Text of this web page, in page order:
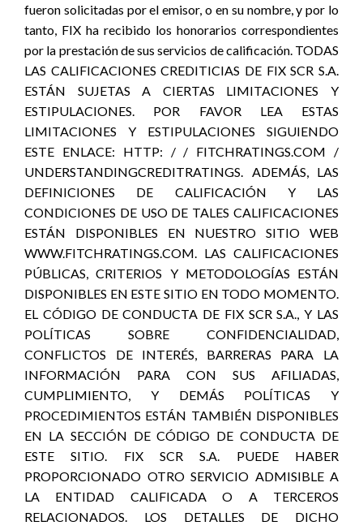
fueron solicitadas por el emisor, o en su nombre, y por lo
tanto, FIX ha recibido los honorarios correspondientes
por la prestación de sus servicios de calificación. TODAS
LAS CALIFICACIONES CREDITICIAS DE FIX SCR S.A.
ESTÁN SUJETAS A CIERTAS LIMITACIONES Y
ESTIPULACIONES. POR FAVOR LEA ESTAS
LIMITACIONES Y ESTIPULACIONES SIGUIENDO
ESTE ENLACE: HTTP: / / FITCHRATINGS.COM /
UNDERSTANDINGCREDITRATINGS. ADEMÁS, LAS
DEFINICIONES DE CALIFICACIÓN Y LAS
CONDICIONES DE USO DE TALES CALIFICACIONES
ESTÁN DISPONIBLES EN NUESTRO SITIO WEB
WWW.FITCHRATINGS.COM. LAS CALIFICACIONES
PÚBLICAS, CRITERIOS Y METODOLOGÍAS ESTÁN
DISPONIBLES EN ESTE SITIO EN TODO MOMENTO.
EL CÓDIGO DE CONDUCTA DE FIX SCR S.A., Y LAS
POLÍTICAS SOBRE CONFIDENCIALIDAD,
CONFLICTOS DE INTERÉS, BARRERAS PARA LA
INFORMACIÓN PARA CON SUS AFILIADAS,
CUMPLIMIENTO, Y DEMÁS POLÍTICAS Y
PROCEDIMIENTOS ESTÁN TAMBIÉN DISPONIBLES
EN LA SECCIÓN DE CÓDIGO DE CONDUCTA DE
ESTE SITIO. FIX SCR S.A. PUEDE HABER
PROPORCIONADO OTRO SERVICIO ADMISIBLE A
LA ENTIDAD CALIFICADA O A TERCEROS
RELACIONADOS. LOS DETALLES DE DICHO